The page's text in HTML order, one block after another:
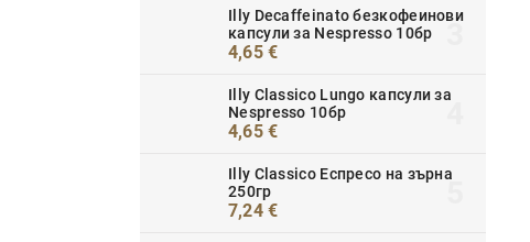
Illy Decaffeinato безкофеинови
капсули за Nespresso 10бр
4,65 €
Illy Classico Lungo капсули за
Nespresso 10бр
4,65 €
Illy Classico Еспресо на зърна
250гр
7,24 €